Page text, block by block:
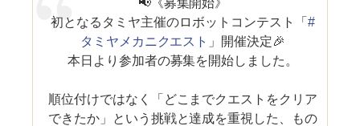
初となるタミヤ主催のロボットコンテスト「 #
タミヤメカニクエスト 」開催決定🎉
本日より参加者の募集を開始しました。
順位付けではなく「どこまでクエストをクリア
できたか」という挑戦と達成を重視した、もの